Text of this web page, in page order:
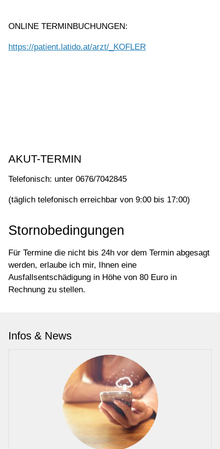
ONLINE TERMINBUCHUNGEN:
https://patient.latido.at/arzt/_KOFLER
AKUT-TERMIN
Telefonisch: unter 0676/7042845
(täglich telefonisch erreichbar von 9:00 bis 17:00)
Stornobedingungen
Für Termine die nicht bis 24h vor dem Termin abgesagt
werden, erlaube ich mir, Ihnen eine
Ausfallsentschädigung in Höhe von 80 Euro in
Rechnung zu stellen.
Infos & News